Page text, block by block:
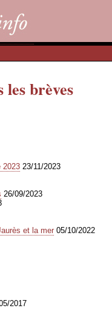
brèves
2023 23/11/2023
26/09/2023
et la mer 05/10/2022
2017